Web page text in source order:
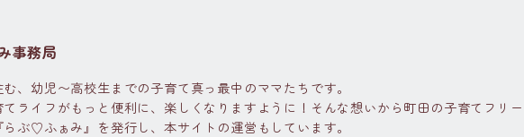
事務局
、幼児〜高校生までの子育て真っ最中のママたちです。
ライフがもっと便利に、楽しくなりますように！そんな想いから町田の子育てフリー
ぶ♡ふぁみ』を発行し、本サイトの運営もしています。